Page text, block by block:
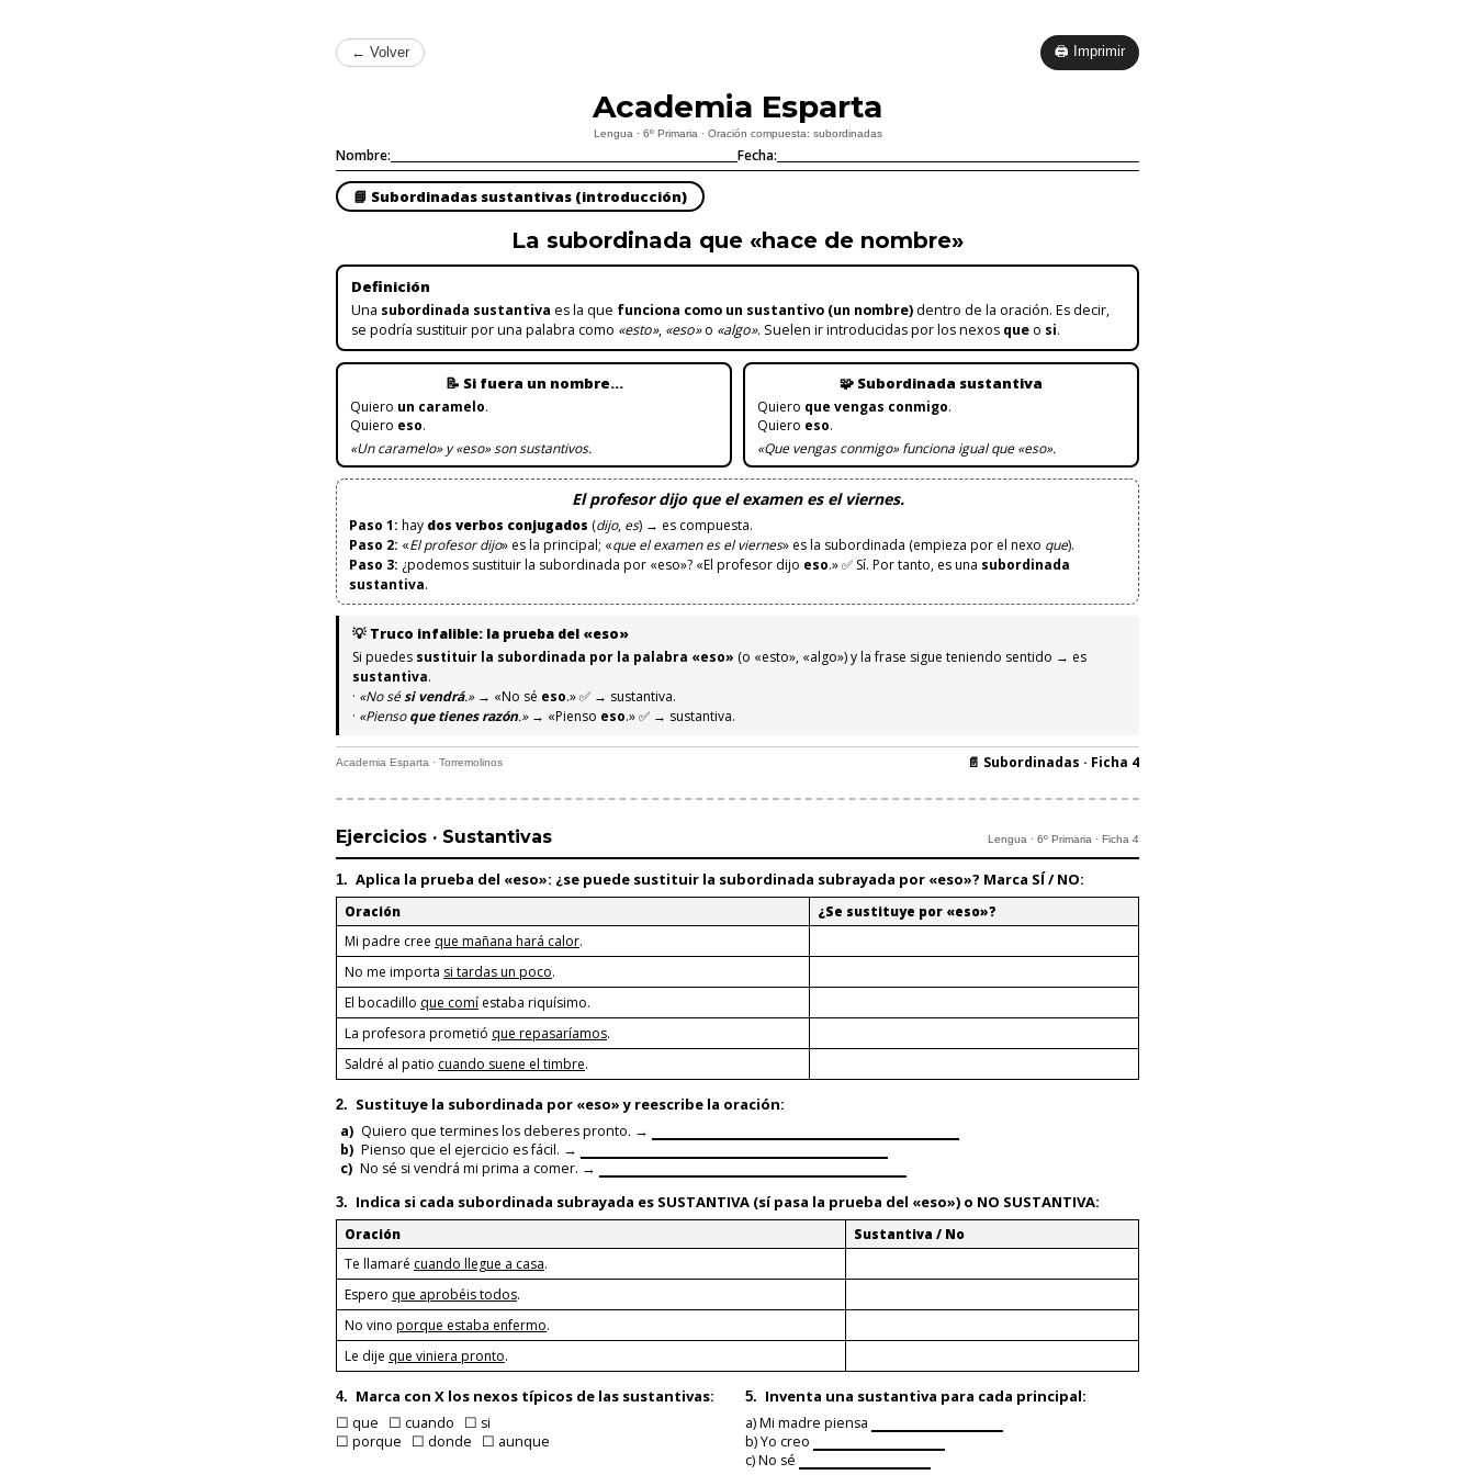
← Volver 🖨 Imprimir
Academia Esparta
Lengua · 6º Primaria · Oración compuesta: subordinadas
Nombre: Fecha:
📘 Subordinadas sustantivas (introducción)
La subordinada que «hace de nombre»
Definición
Una subordinada sustantiva es la que funciona como un sustantivo (un nombre)dentro de la oración. Es decir,
se podría sustituir por una palabra como «esto», «eso»o «algo». Suelen ir introducidas por los nexos queo si.
📝 Si fuera un nombre…
Quiero un caramelo.
Quiero eso.
«Un caramelo» y «eso» son sustantivos.
🧩 Subordinada sustantiva
Quiero que vengas conmigo.
Quiero eso.
«Que vengas conmigo» funciona igual que «eso».
El profesor dijo que el examen es el viernes.
Paso 1: hay dos verbos conjugados (dijo, es) → es compuesta.
Paso 2: «El profesor dijo» es la principal; «que el examen es el viernes» es la subordinada (empieza por el nexo que).
Paso 3: ¿podemos sustituir la subordinada por «eso»? «El profesor dijo eso.» ✅ Sí. Por tanto, es una subordinada
sustantiva.
💡 Truco infalible: la prueba del «eso»
Si puedes sustituir la subordinada por la palabra «eso» (o «esto», «algo») y la frase sigue teniendo sentido → es
sustantiva.
· «No sési vendrá.»→ «No sé eso.» ✅ → sustantiva.
· «Piensoque tienes razón.»→ «Pienso eso.» ✅ → sustantiva.
Academia Esparta · Torremolinos 📄 Subordinadas · Ficha 4
Ejercicios · Sustantivas Lengua · 6º Primaria · Ficha 4
1. Aplica la prueba del «eso»: ¿se puede sustituir la subordinada subrayada por «eso»? Marca SÍ / NO:
Oración ¿Se sustituye por «eso»?
Mi padre cree que mañana hará calor.
No me importa si tardas un poco.
El bocadillo que comí estaba riquísimo.
La profesora prometió que repasaríamos.
Saldré al patio cuando suene el timbre.
2. Sustituye la subordinada por «eso»y reescribe la oración:
a) Quiero que termines los deberes pronto. →
b) Pienso que el ejercicio es fácil. →
c) No sé si vendrá mi prima a comer. →
3. Indica si cada subordinada subrayada es SUSTANTIVA (sí pasa la prueba del «eso») o NO SUSTANTIVA:
Oración Sustantiva / No
Te llamaré cuando llegue a casa.
Espero que aprobéis todos.
No vino porque estaba enfermo.
Le dije que viniera pronto.
4. Marca con X los nexos típicos de las sustantivas:
☐ que ☐ cuando ☐ si
☐ porque ☐ donde ☐ aunque
5. Inventa una sustantiva para cada principal:
a) Mi madre piensa
b) Yo creo
c) No sé